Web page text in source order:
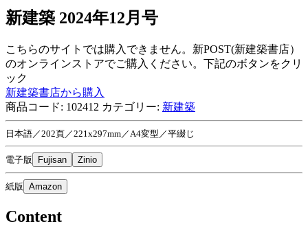
新建築 2024年12月号
こちらのサイトでは購入できません。新POST(新建築書店）
のオンラインストアでご購入ください。下記のボタンをクリ
ック
新建築書店から購入
商品コード: 102412 カテゴリー: 新建築
日本語／202頁／221x297mm／A4変型／平綴じ
電子版 Fujisan Zinio
紙版 Amazon
Content